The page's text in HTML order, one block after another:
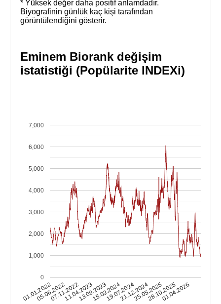
* Yüksek değer daha positif anlamdadır.
Biyografinin günlük kaç kişi tarafından
görüntülendiğini gösterir.
Eminem Biorank değişim
istatistiği (Popülarite INDEXi)
01.01.2022
05.06.2022
07.11.2022
11.04.2023
13.09.2023
15.02.2024
19.07.2024
21.12.2024
25.05.2025
28.10.2025
01.04.2026
0
1,000
2,000
3,000
4,000
5,000
6,000
7,000